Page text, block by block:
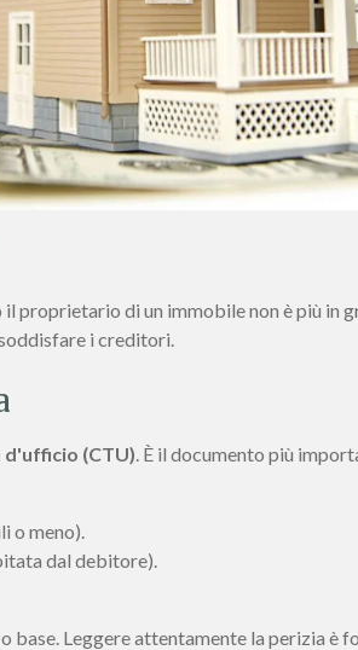
il proprietario di un immobile non è più
i creditori.
(CTU). È il documento più
o meno).
dal debitore).
base. Leggere attentamente la perizia è